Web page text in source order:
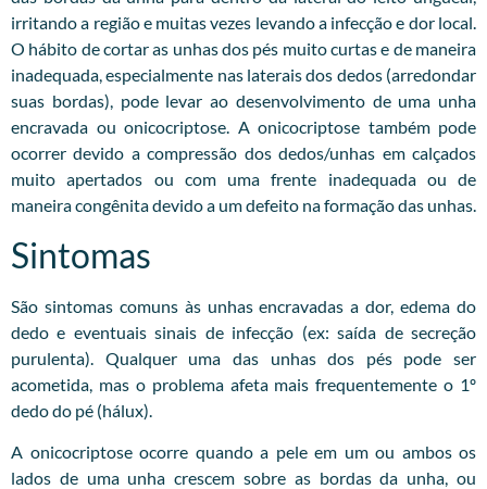
irritando a região e muitas vezes levando a infecção e dor local.
O hábito de cortar as unhas dos pés muito curtas e de maneira
inadequada, especialmente nas laterais dos dedos (arredondar
suas bordas), pode levar ao desenvolvimento de uma unha
encravada ou onicocriptose. A onicocriptose também pode
ocorrer devido a compressão dos dedos/unhas em calçados
muito apertados ou com uma frente inadequada ou de
maneira congênita devido a um defeito na formação das unhas.
Sintomas
São sintomas comuns às unhas encravadas a dor, edema do
dedo e eventuais sinais de infecção (ex: saída de secreção
purulenta). Qualquer uma das unhas dos pés pode ser
acometida, mas o problema afeta mais frequentemente o 1º
dedo do pé (hálux).
A onicocriptose ocorre quando a pele em um ou ambos os
lados de uma unha crescem sobre as bordas da unha, ou